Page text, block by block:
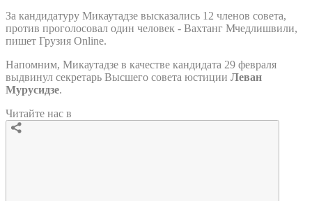
За кандидатуру Микаутадзе высказались 12 членов совета,
против проголосовал один человек - Вахтанг Мчедлишвили,
пишет Грузия Online.
Напомним, Микаутадзе в качестве кандидата 29 февраля
выдвинул секретарь Высшего совета юстиции Леван
Мурусидзе.
Читайте нас в